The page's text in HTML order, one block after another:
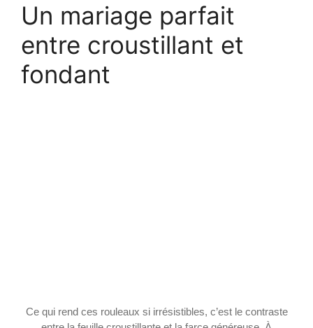
Un mariage parfait
entre croustillant et
fondant
Ce qui rend ces rouleaux si irrésistibles, c’est le contraste